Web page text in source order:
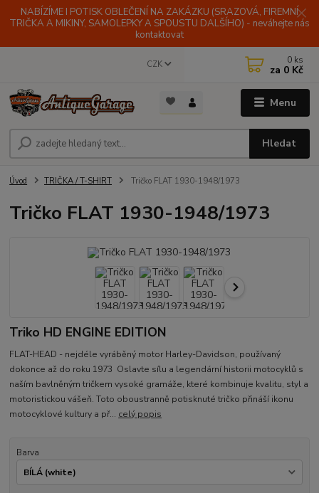
NABÍZÍME I POTISK OBLEČENÍ NA ZAKÁZKU (SRAZOVÁ, FIREMNÍ
TRIČKA A MIKINY, SAMOLEPKY A SPOUSTU DALŠÍHO) - neváhejte nás
kontaktovat
Menu
CZK
Hledat
0 ks
za 0 Kč
Úvod TRIČKA / T-SHIRT Tričko FLAT 1930-1948/1973
Tričko FLAT 1930-1948/1973
Triko HD ENGINE EDITION
FLAT-HEAD - nejdéle vyráběný motor Harley-Davidson, používaný
dokonce až do roku 1973 Oslavte sílu a legendární historii motocyklů s
naším bavlněným tričkem vysoké gramáže, které kombinuje kvalitu, styl a
motoristickou vášeň. Toto oboustranně potisknuté tričko přináší ikonu
motocyklové kultury a př... celý popis
Barva